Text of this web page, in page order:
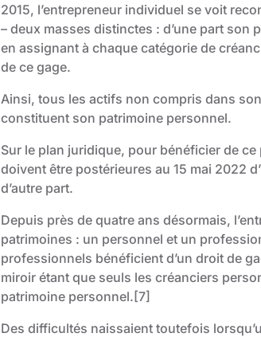
2015, l’entrepreneur individuel se voit
– deux masses distinctes : d’une part son
en assignant à chaque catégorie de
de ce gage.
Ainsi, tous les actifs non compris dans
constituent son patrimoine personnel.
Sur le plan juridique, pour bénéficier de
doivent être postérieures au 15 mai 2022
d’autre part.
Depuis près de quatre ans désormais,
patrimoines : un personnel et un
professionnels bénéficient d’un droit de
miroir étant que seuls les créanciers
patrimoine personnel.[7]
Des difficultés naissaient toutefois